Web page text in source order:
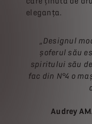
eleganța.
„Designul
șoferul său
spiritului său
fac din N°4 o
Audrey